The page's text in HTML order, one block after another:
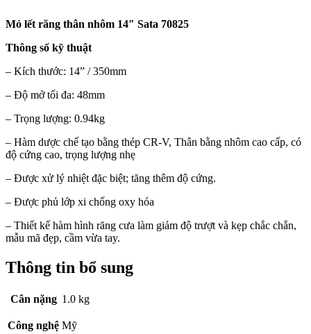
Mỏ lết răng thân nhôm 14″ Sata 70825
Thông số kỹ thuật
– Kích thước: 14” / 350mm
– Độ mở tối đa: 48mm
– Trọng lượng: 0.94kg
– Hàm dược chế tạo bằng thép CR-V, Thân bằng nhôm cao cấp, có
độ cứng cao, trọng lượng nhẹ
– Được xử lý nhiệt đặc biệt; tăng thêm độ cứng.
– Được phủ lớp xi chống oxy hóa
– Thiết kế hàm hình răng cưa làm giảm độ trượt và kẹp chắc chắn,
mẫu mã đẹp, cầm vừa tay.
Thông tin bổ sung
Cân nặng 1.0 kg
Công nghệ Mỹ